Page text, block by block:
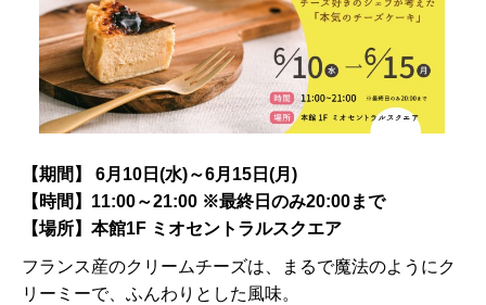
【期間】 6月10日(水)～6月15日(月)
【時間】11:00～21:00 ※最終日のみ20:00まで
【場所】本館1F ミオセントラルスクエア
フランス産のクリームチーズは、まるで魔法のようにク
リーミーで、ふんわりとした風味。